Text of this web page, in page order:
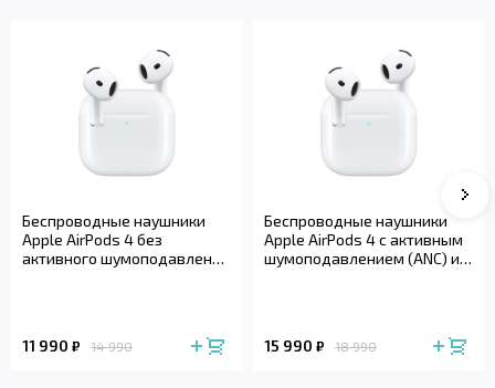
Беспроводные наушники
Apple AirPods 4 без
активного шумоподавления
11 990 ₽ 14 990
Беспроводные наушники
Apple AirPods 4 с активным
шумоподавлением (ANC) и
15 990 ₽ 18 990